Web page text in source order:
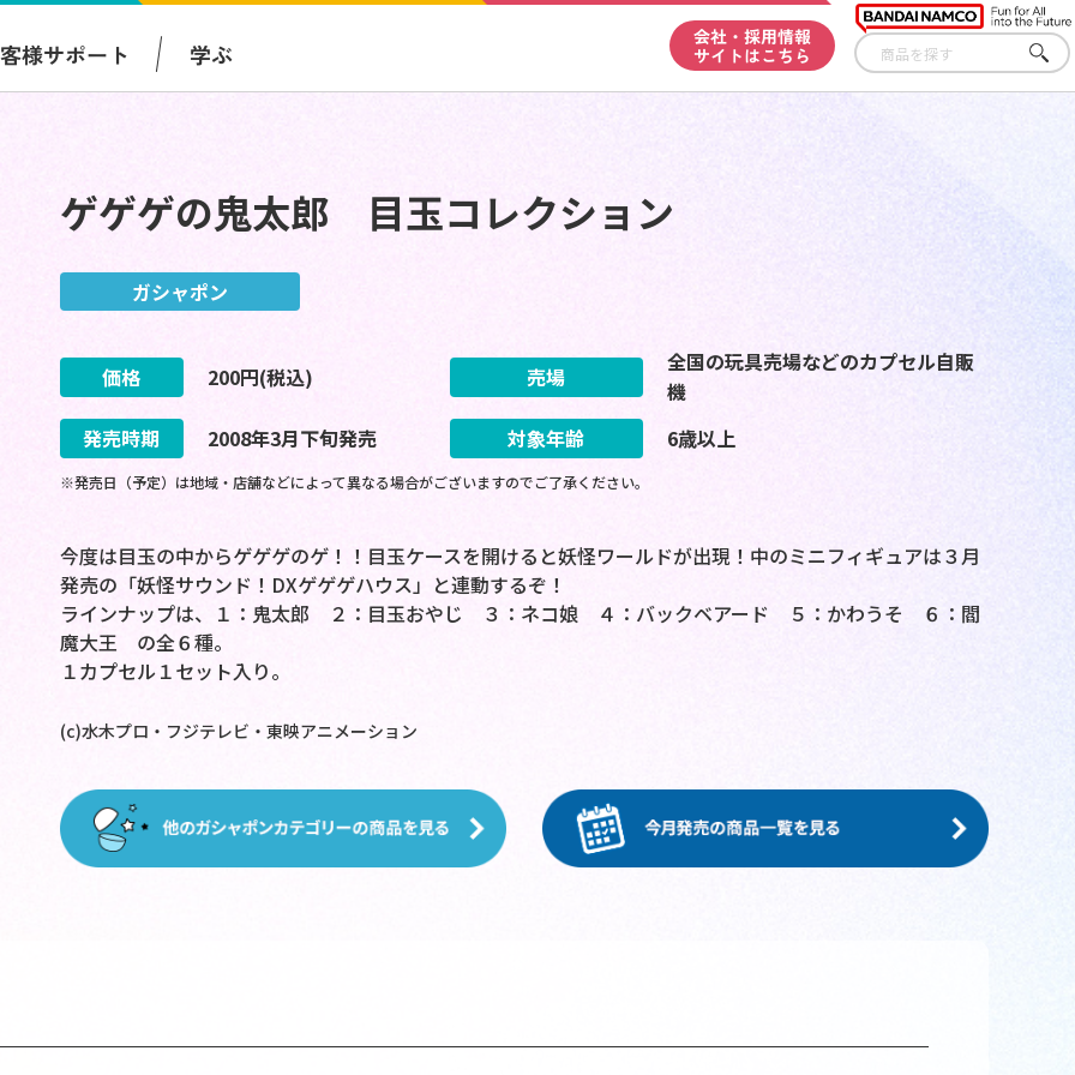
様サポート 学ぶ
会社・採用情報
サイトはこちら
さが
す
ゲゲゲの鬼太郎 目玉コレクション
ガシャポン
価格 200円(税込) 売場
全国の玩具売場などのカプセル自販
機
発売時期
2008年3月下旬発売 対象年齢 6歳以上
※発売日（予定）は地域・店舗などによって異なる場合がございますのでご了承ください。
今度は目玉の中からゲゲゲのゲ！！目玉ケースを開けると妖怪ワールドが出現！中のミニフィギュアは３月
発売の「妖怪サウンド！DXゲゲゲハウス」と連動するぞ！
ラインナップは、１：鬼太郎 ２：目玉おやじ ３：ネコ娘 ４：バックベアード ５：かわうそ ６：閻
魔大王 の全６種。
１カプセル１セット入り。
(c)水木プロ・フジテレビ・東映アニメーション